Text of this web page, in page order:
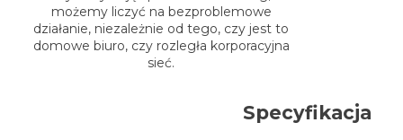
możemy liczyć na bezproblemowe
działanie, niezależnie od tego, czy jest to
domowe biuro, czy rozległa korporacyjna
sieć.
Specyfikacja